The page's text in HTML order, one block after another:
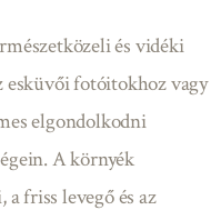
és vidéki
esküvői fotóitokhoz vagy
elgondolkodni
A környék
friss levegő és az